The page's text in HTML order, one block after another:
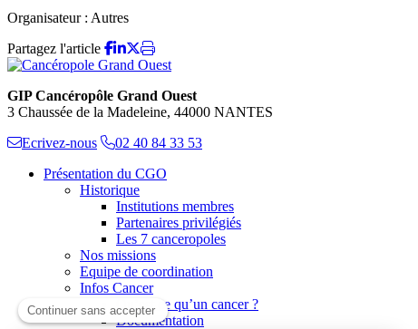
Organisateur : Autres
Partagez l'article
GIP Cancéropôle Grand Ouest
3 Chaussée de la Madeleine, 44000 NANTES
Ecrivez-nous
02 40 84 33 53
Présentation du CGO
Historique
Institutions membres
Partenaires privilégiés
Les 7 canceropoles
Nos missions
Equipe de coordination
Infos Cancer
Qu’est ce qu’un cancer ?
Documentation